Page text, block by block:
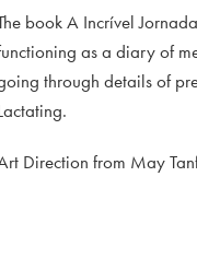
book A Incrível
as a diary of
through details of
Direction from May